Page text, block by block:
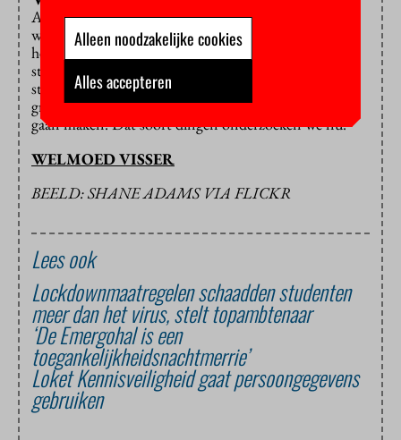
Als lid van de examencommissie biomedische
wetenschappen denkt Verheijen momenteel mee over
het op afstand tentamineren van grotere groepen
studenten. “Hoe maken we het mogelijk om 300
studenten op afstand tentamen te laten doen? In
groepen? Dan moet je verschillende deeltentamens
gaan maken. Dat soort dingen onderzoeken we nu.”
WELMOED VISSER
BEELD: SHANE ADAMS VIA FLICKR
Lees ook
Lockdownmaatregelen schaadden studenten
meer dan het virus, stelt topambtenaar
‘De Emergohal is een
toegankelijkheidsnachtmerrie’
Loket Kennisveiligheid gaat persoongegevens
gebruiken
Alleen noodzakelijke cookies
Alles accepteren